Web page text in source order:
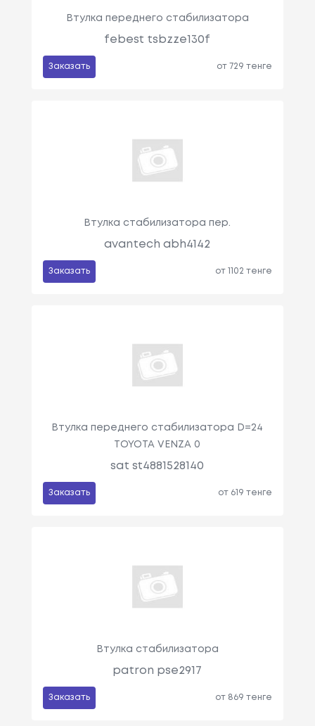
Втулка переднего стабилизатора
febest tsbzze130f
Заказать от 729 тенге
Втулка стабилизатора пер.
avantech abh4142
Заказать от 1102 тенге
Втулка переднего стабилизатора D=24
TOYOTA VENZA 0
sat st4881528140
Заказать от 619 тенге
Втулка стабилизатора
patron pse2917
Заказать от 869 тенге